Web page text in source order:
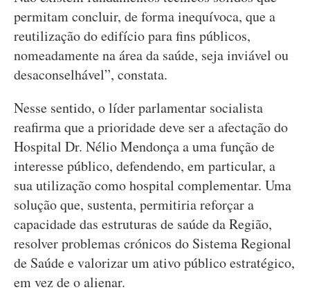
permitam concluir, de forma inequívoca, que a
reutilização do edifício para fins públicos,
nomeadamente na área da saúde, seja inviável ou
desaconselhável”, constata.
Nesse sentido, o líder parlamentar socialista
reafirma que a prioridade deve ser a afectação do
Hospital Dr. Nélio Mendonça a uma função de
interesse público, defendendo, em particular, a
sua utilização como hospital complementar. Uma
solução que, sustenta, permitiria reforçar a
capacidade das estruturas de saúde da Região,
resolver problemas crónicos do Sistema Regional
de Saúde e valorizar um ativo público estratégico,
em vez de o alienar.